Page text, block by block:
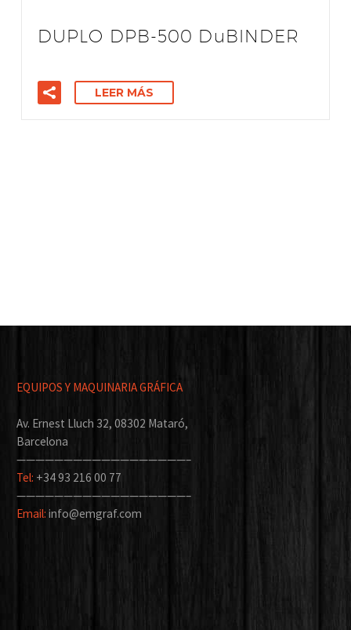
DUPLO DPB-500 DuBINDER
LEER MÁS
EQUIPOS Y MAQUINARIA GRÁFICA
Av. Ernest Lluch 32, 08302 Mataró,
Barcelona
——————————————————–
Tel: +34 93 216 00 77
——————————————————–
Email: info@emgraf.com